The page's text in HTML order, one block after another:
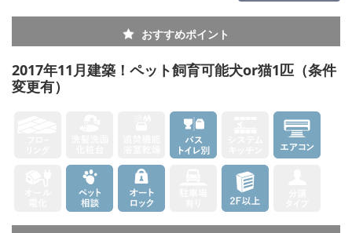
おすすめポイント
2017年11月建築！ペット飼育可能犬or猫1匹（条件
変更有）